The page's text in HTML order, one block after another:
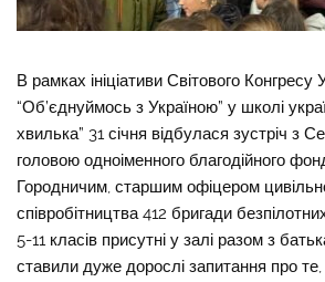
В рамках ініціативи Світового Конгресу
“Об’єднуймось з Україною” у школі
хвилька” 31 січня відбулася зустріч з
головою одноіменного благодійного
Городничим, старшим офіцером
співробітництва 412 бригади
5-11 класів присутні у залі разом з
ставили дуже дорослі запитання про